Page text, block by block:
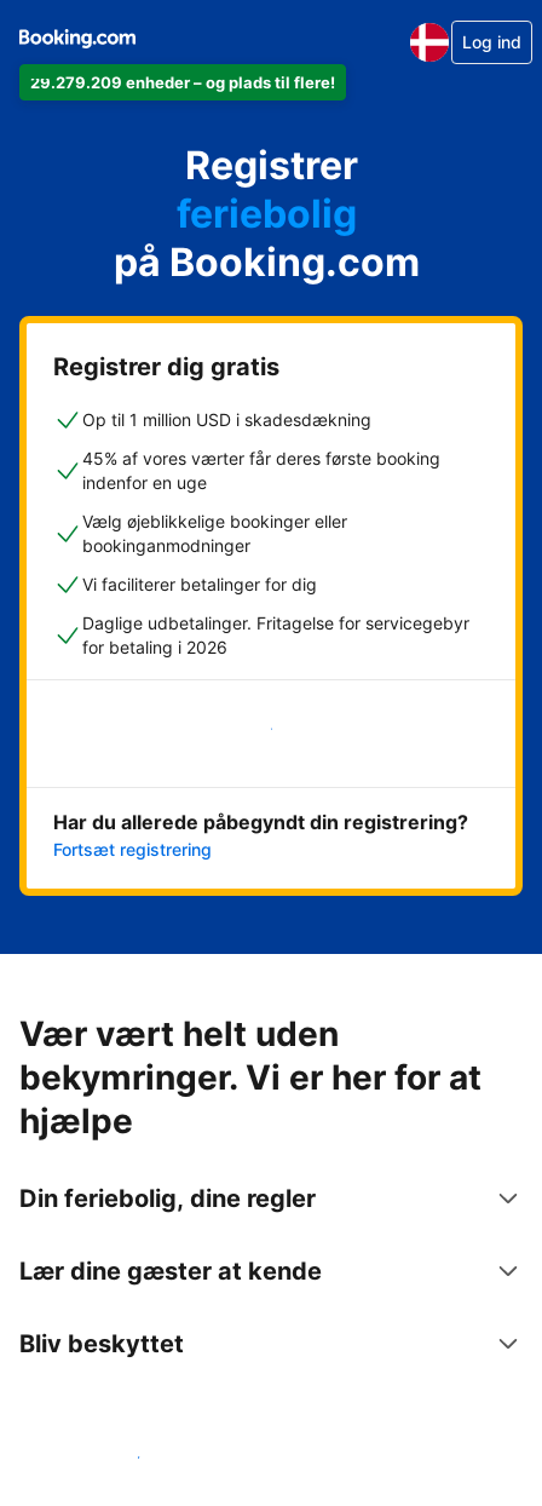
29.279.209 enheder – og plads til flere!
Log ind
Registrer
din lejlighed
dit hotel
feriebolig
dit pensionat
dit bed & breakfast
på Booking.com
Registrer dig gratis
Op til 1 million USD i skadesdækning
45% af vores værter får deres første booking
indenfor en uge
Vælg øjeblikkelige bookinger eller
bookinganmodninger
Vi faciliterer betalinger for dig
Daglige udbetalinger. Fritagelse for servicegebyr
for betaling i 2026
Kom i gang med det samme
Har du allerede påbegyndt din registrering?
Fortsæt registrering
Vær vært helt uden
bekymringer. Vi er her for at
hjælpe
Din feriebolig, dine regler
Lær dine gæster at kende
Bliv beskyttet
Bliv vært hos os i dag